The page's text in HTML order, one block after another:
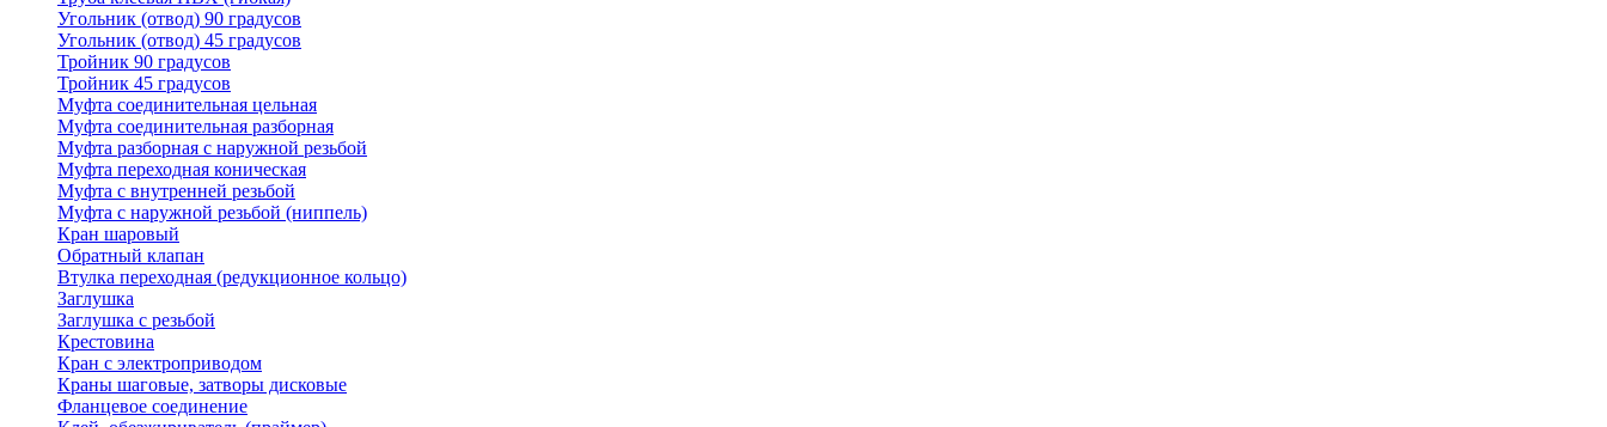
Угольник (отвод) 90 градусов
Угольник (отвод) 45 градусов
Тройник 90 градусов
Тройник 45 градусов
Муфта соединительная цельная
Муфта соединительная разборная
Муфта разборная с наружной резьбой
Муфта переходная коническая
Муфта с внутренней резьбой
Муфта с наружной резьбой (ниппель)
Кран шаровый
Обратный клапан
Втулка переходная (редукционное кольцо)
Заглушка
Заглушка с резьбой
Крестовина
Кран с электроприводом
Краны шаговые, затворы дисковые
Фланцевое соединение